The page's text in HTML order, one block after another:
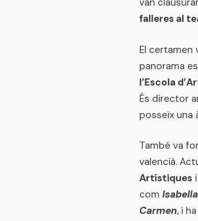
falleres al
El certamen
panorama
l’Escola
És director
posseïx una
També va
valencià.
Artístiques
com Isabella
Carmen, i